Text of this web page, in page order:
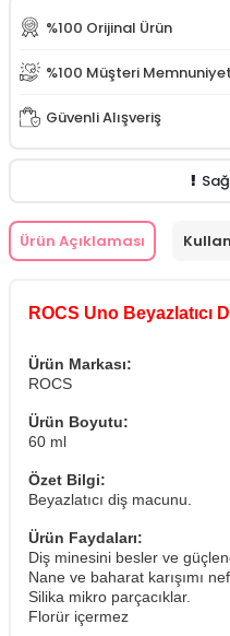
%100 Orijinal Ürün
%100 Müşteri
Güvenli Alışveriş
Ürün Açıklaması
ROCS Uno Beyazlatıcı
Ürün Markası:
ROCS
Ürün Boyutu:
60 ml
Özet Bilgi:
Beyazlatıcı diş macunu.
Ürün Faydaları:
Diş minesini besler ve
Nane ve baharat karışımı
Silika mikro parçacıklar.
Florür içermez